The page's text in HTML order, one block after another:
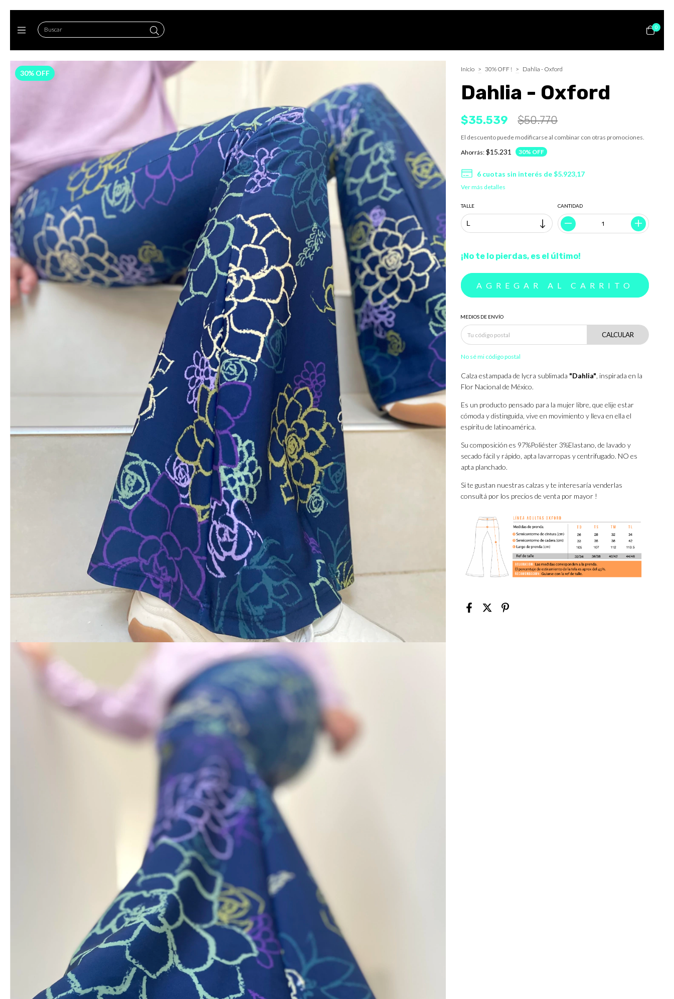
0
30% OFF Inicio > 30% OFF ! > Dahlia - Oxford
Dahlia - Oxford
$35.539 $50.770
El descuento puede modificarse al combinar con otras promociones.
Ahorrás: $15.231 30% OFF
6 cuotas sin interés de$5.923,17
Ver más detalles
TALLE CANTIDAD
¡No te lo pierdas, es el último!
MEDIOS DE ENVÍO
CALCULAR
No sé mi código postal
Calza estampada de lycra sublimada "Dahlia", inspirada en la
Flor Nacional de México.
Es un producto pensado para la mujer libre, que elije estar
cómoda y distinguida, vive en movimiento y lleva en ella el
espíritu de latinoamérica.
Su composición es 97%Poliéster 3%Elastano, de lavado y
secado fácil y rápido, apta lavarropas y centrifugado. NO es
apta planchado.
Si te gustan nuestras calzas y te interesaría venderlas
consultá por los precios de venta por mayor !